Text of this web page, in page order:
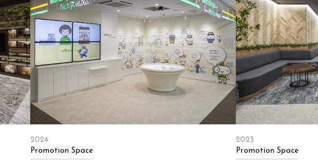
2024
Promotion Space
2023
Promotion Space